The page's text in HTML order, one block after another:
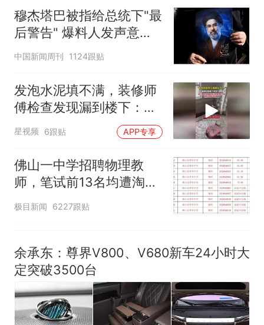
试前13名均遭淘汰？教育局：
已叫停招聘，成立调查组全面
核查
台风"白海豚"中心附近最大风
力已达15级 最新研判
热 那个在床头放菜刀的女孩，
人生
穆杰塔巴被指给总统下"最
后警告" 爆料人发声意味
深长
中国新闻周刊 1124跟贴
发泡水泥填不满，装修师
傅检查发现漏到楼下：出
风口未延伸到外墙
星视频 6跟贴 APP专享
佛山一中学招聘物理教
师，笔试前13名均遭淘
汰？教育局：已叫停招
聘，成立调查组全面核查
极目新闻 6227跟贴
余承东：尊界V800、V680新车24小时大
定突破3500台